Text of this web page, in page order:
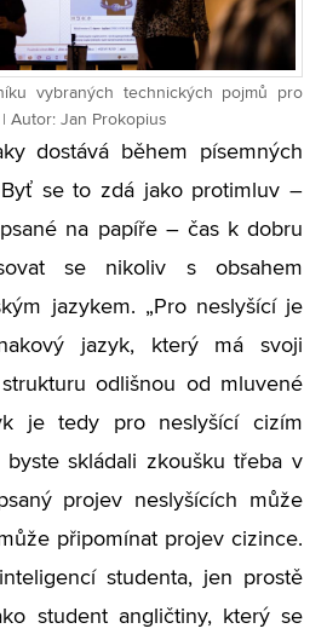
vybraných technických pojmů pro
Autor: Jan Prokopius
dostává během písemných
se to zdá jako protimluv –
na papíře – čas k dobru
se nikoliv s obsahem
jazykem. „Pro neslyšící je
jazyk, který má svoji
odlišnou od mluvené
je tedy pro neslyšící cizím
skládali zkoušku třeba v
projev neslyšících může
připomínat projev cizince.
studenta, jen prostě
student angličtiny, který se